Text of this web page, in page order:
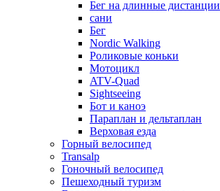
Бег на длинные дистанции
сани
Бег
Nordic Walking
Роликовые коньки
Мотоцикл
ATV-Quad
Sightseeing
Бот и каноэ
Параплан и дельтаплан
Верховая езда
Горный велосипед
Transalp
Гоночный велосипед
Пешеходный туризм